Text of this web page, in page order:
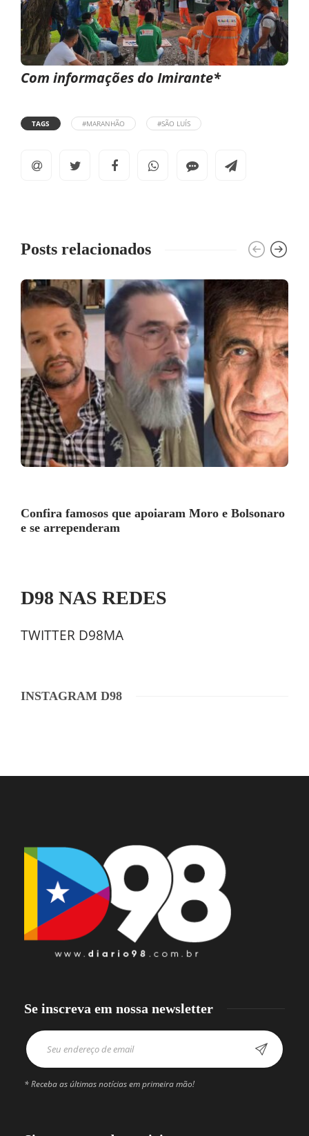
Com informações do Imirante*
TAGS #MARANHÃO #SÃO LUÍS
Posts relacionados
Confira famosos que apoiaram Moro e Bolsonaro
e se arrependeram
D98 NAS REDES
TWITTER D98MA
INSTAGRAM D98
Se inscreva em nossa newsletter
* Receba as últimas notícias em primeira mão!